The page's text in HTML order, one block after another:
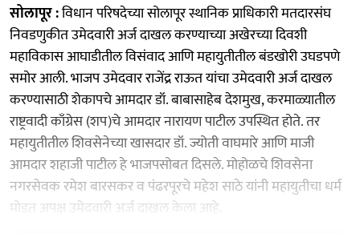
सोलापूर :विधान परिषदेच्या सोलापूर स्थानिक प्राधिकारी मतदारसंघ
निवडणुकीत उमेदवारी अर्ज दाखल करण्याच्या अखेरच्या दिवशी
महाविकास आघाडीतील विसंवाद आणि महायुतीतील बंडखोरी उघडपणे
समोर आली. भाजप उमेदवार राजेंद्र राऊत यांचा उमेदवारी अर्ज दाखल
करण्यासाठी शेकापचे आमदार डॉ. बाबासाहेब देशमुख, करमाळ्यातील
राष्ट्रवादी काँग्रेस (शप)चे आमदार नारायण पाटील उपस्थित होते. तर
महायुतीतील शिवसेनेच्या खासदार डॉ. ज्योती वाघमारे आणि माजी
आमदार शहाजी पाटील हे भाजपसोबत दिसले. मोहोळचे शिवसेना
नगरसेवक रमेश बारसकर व पंढरपूरचे महेश साठे यांनी महायुतीचा धर्म
मोडत अपक्ष उमेदवारी अर्ज दाखल केला आहे.